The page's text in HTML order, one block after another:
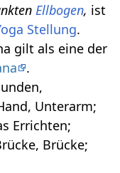
Ellbogen, ist
Stellung.
gilt als eine der
.
Unterarm;
Errichten;
Brücke;